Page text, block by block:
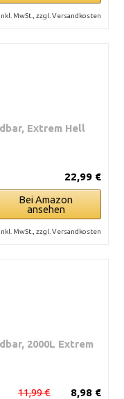
MwSt., zzgl. Versandkosten
Extrem Hell
22,99 €
Bei Amazon
ansehen
MwSt., zzgl. Versandkosten
2000L Extrem
8,98 €
11,99 €